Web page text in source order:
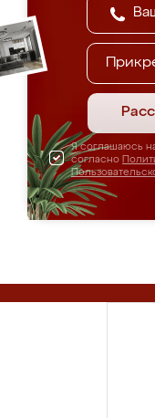
Я соглашаюсь
согласно